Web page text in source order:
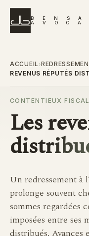
B E N S A
A
V O C A
ACCUEIL ›
REVENUS RÉPUTÉS
CONTENTIEUX
Les
Un redressement à
prolonge souvent
sommes regardées
imposées entre ses
distribués. Avances